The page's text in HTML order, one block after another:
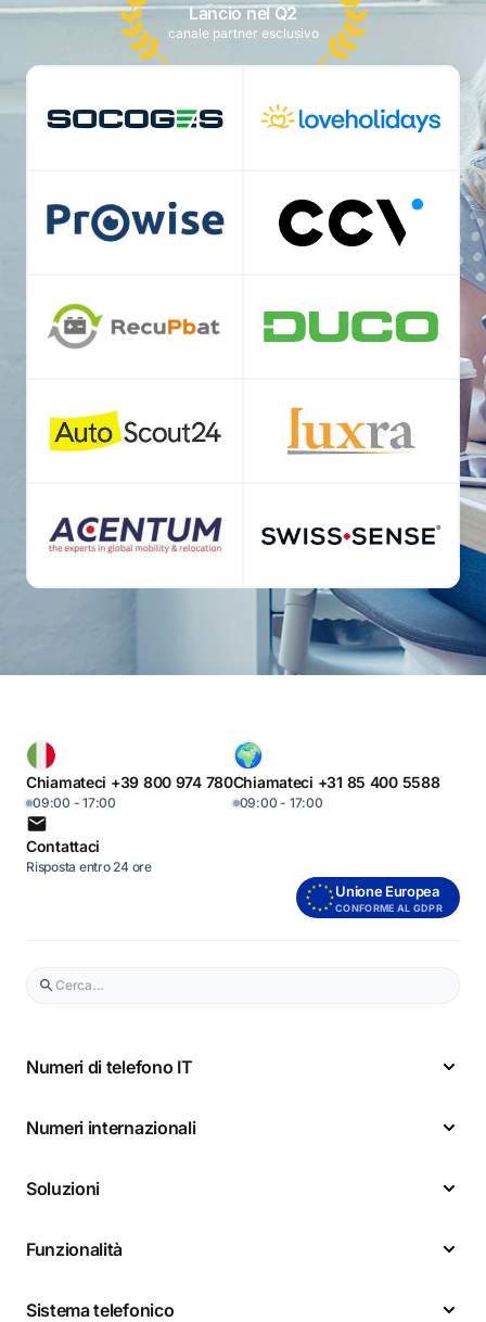
Lancio nel Q2
canale partner esclusivo
Chiamateci +39 800 974 780
09:00 - 17:00
Chiamateci +31 85 400 5588
09:00 - 17:00
Contattaci
Risposta entro 24 ore
Unione Europea
CONFORME AL GDPR
Numeri di telefono IT
Numeri internazionali
Soluzioni
Funzionalità
Sistema telefonico